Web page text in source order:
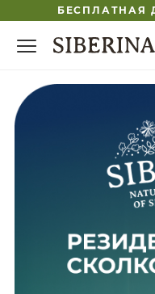
БЕСПЛАТНАЯ